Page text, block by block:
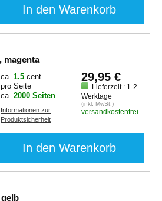
In den Warenkorb
Toner 106 R 01478 M, magenta
ca. 1.5 cent
pro Seite
ca. 2000 Seiten
Informationen zur
Produktsicherheit
29,95 €
Lieferzeit : 1-2
Werktage
(inkl. MwSt.)
versandkostenfrei
In den Warenkorb
Toner 106 R 01479 Y, gelb